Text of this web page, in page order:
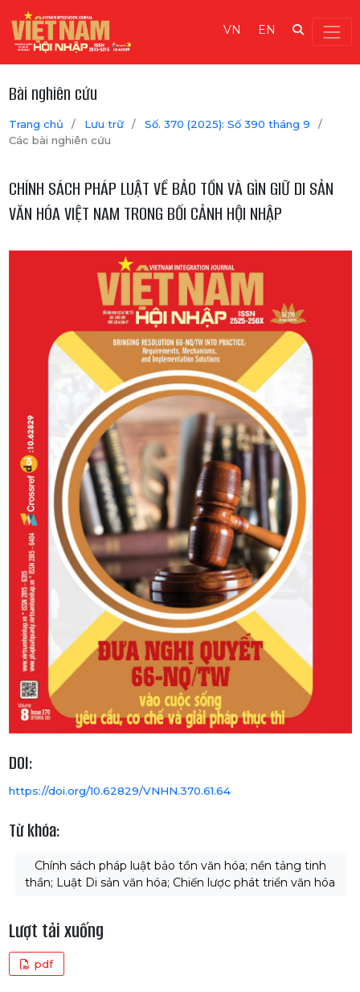
VN EN
Bài nghiên cứu
Trang chủ / Lưu trữ / Số. 370 (2025): Số 390 tháng 9
/
Các bài nghiên cứu
CHÍNH SÁCH PHÁP LUẬT VỀ BẢO TỒN VÀ GÌN GIỮ DI SẢN
VĂN HÓA VIỆT NAM TRONG BỐI CẢNH HỘI NHẬP
DOI:
https://doi.org/10.62829/VNHN.370.61.64
Từ khóa:
Chính sách pháp luật bảo tồn văn hóa; nền tảng tinh
thần; Luật Di sản văn hóa; Chiến lược phát triển văn hóa
Lượt tải xuống
pdf